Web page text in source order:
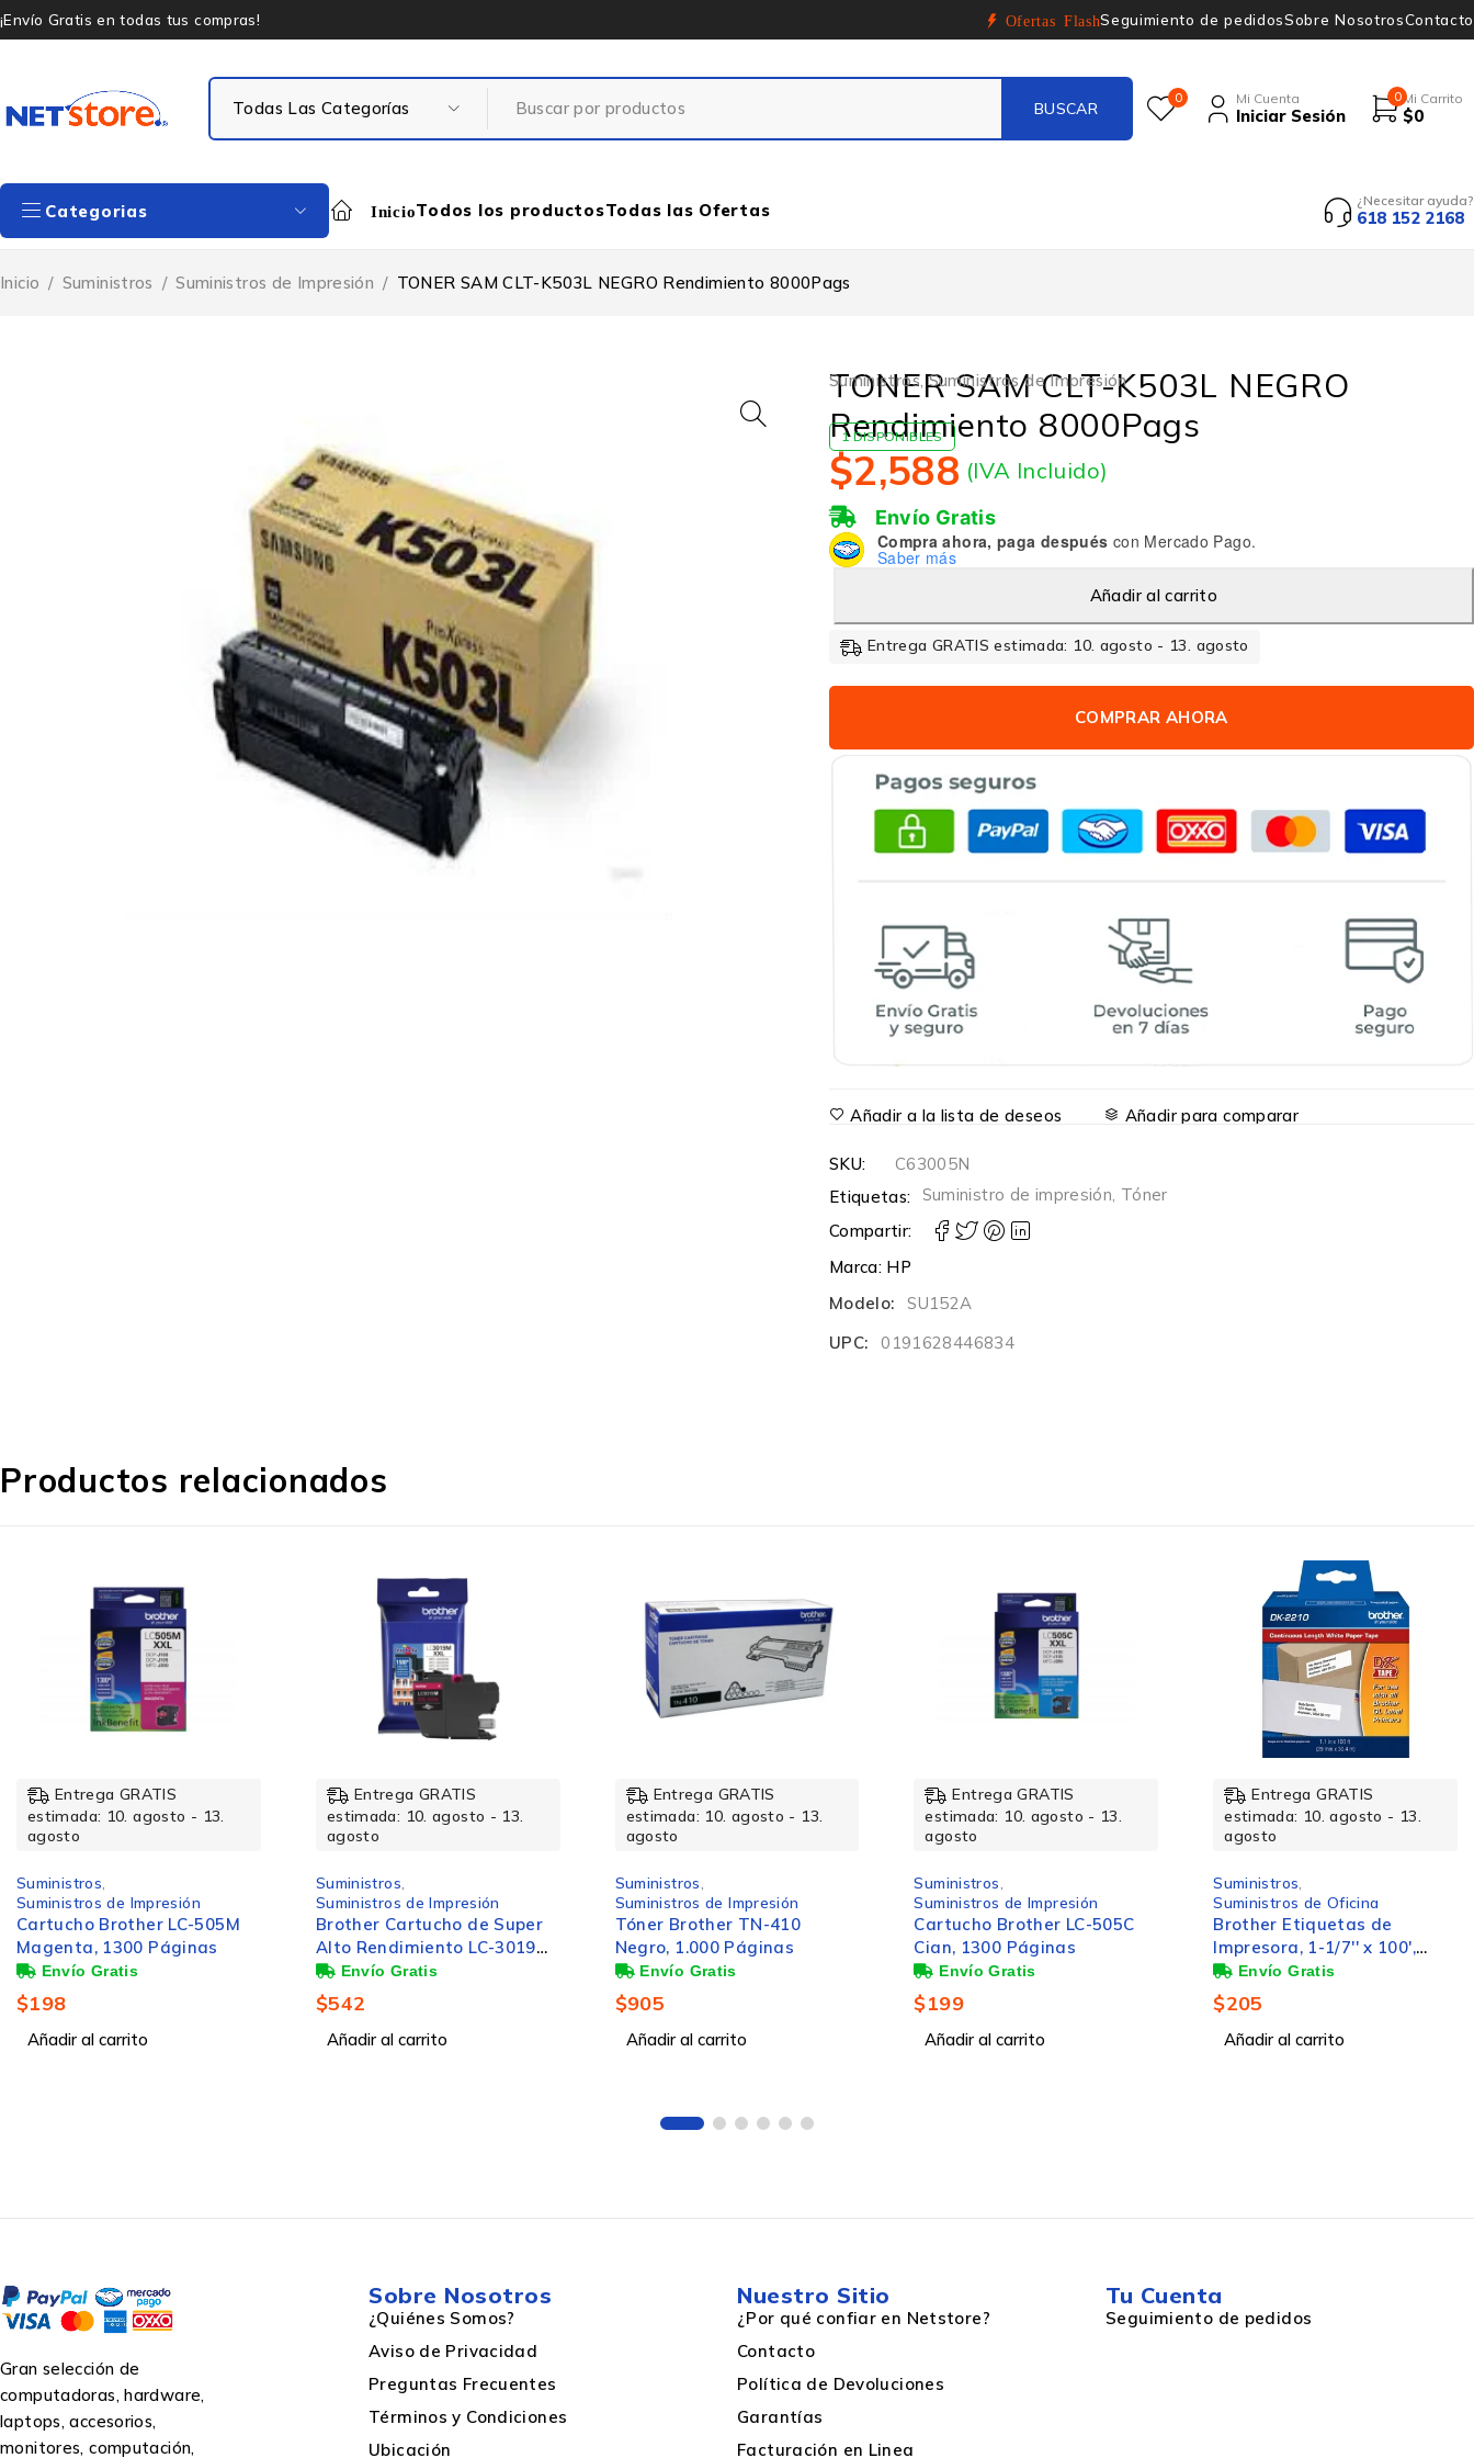
¡Envío Gratis en todas tus compras! Ofertas FlashSeguimiento de pedidosSobre NosotrosContacto
0 Mi Cuenta
Iniciar Sesión
0 Mi Carrito
$0
Categorias InicioTodos los productosTodas las Ofertas ¿Necesitar ayuda?
618 152 2168
Inicio / Suministros / Suministros de Impresión / TONER SAM CLT-K503L NEGRO Rendimiento 8000Pags
Suministros,Suministros de Impresión
TONER SAM CLT-K503L NEGRO
Rendimiento 8000Pags
1 DISPONIBLES
$2,588 (IVA Incluido)
Envío Gratis
Compra ahora, paga después con Mercado Pago.
Saber más
Añadir al carrito
Entrega GRATIS estimada: 10. agosto - 13. agosto
COMPRAR AHORA
Añadir a la lista de deseos Añadir para comparar
SKU:
C63005N
Etiquetas: Suministro de impresión Tóner
Compartir:
Marca: HP
Modelo:
SU152A
UPC:
0191628446834
Productos relacionados
Entrega GRATIS
estimada: 10. agosto - 13.
agosto
Suministros
Suministros de Impresión
Brother Cartucho de Super
Alto Rendimiento LC-3019M
Magenta, 1500 Páginas
$542
Añadir al carrito
Entrega GRATIS
estimada: 10. agosto - 13.
agosto
Suministros
Suministros de Impresión
Tóner Brother TN-410
Negro, 1.000 Páginas
$905
Añadir al carrito
Entrega GRATIS
estimada: 10. agosto - 13.
agosto
Suministros
Suministros de Impresión
Cartucho Brother LC-505C
Cian, 1300 Páginas
$199
Añadir al carrito
Entrega GRATIS
estimada: 10. agosto - 13.
agosto
Suministros
Suministros de Oficina
Brother Etiquetas de
Impresora, 1-1/7'' x 100',
Blanco/Negro
$205
Añadir al carrito
Entrega GRATIS
estimada: 10. agosto - 13.
agosto
Suministros
Suministros de Impresión
Cartucho Brother de Alto
Rendimiento LC3017M
Magenta, 550 Páginas
$364
Añadir al carrito
Gran selección de
computadoras, hardware,
laptops, accesorios,
monitores, computación,
Sobre Nosotros
¿Quiénes Somos?
Aviso de Privacidad
Preguntas Frecuentes
Términos y Condiciones
Ubicación
Nuestro Sitio
¿Por qué confiar en Netstore?
Contacto
Política de Devoluciones
Garantías
Facturación en Linea
Tu Cuenta
Seguimiento de pedidos